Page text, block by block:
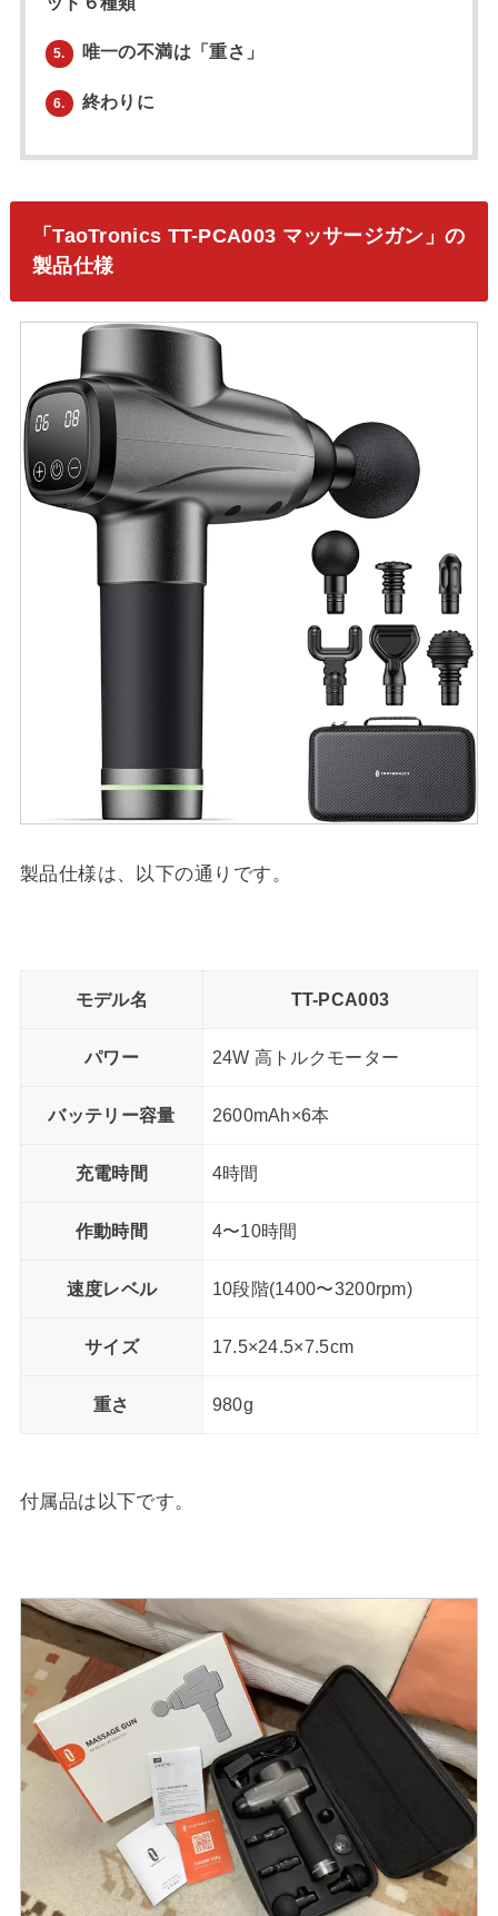
5. 唯一の不満は「重さ」
6. 終わりに
「TaoTronics TT-PCA003 マッサージガン」の
製品仕様
製品仕様は、以下の通りです。
モデル名 TT-PCA003
パワー 24W 高トルクモーター
バッテリー容量 2600mAh×6本
充電時間 4時間
作動時間 4〜10時間
速度レベル 10段階(1400〜3200rpm)
サイズ 17.5×24.5×7.5cm
重さ 980g
付属品は以下です。